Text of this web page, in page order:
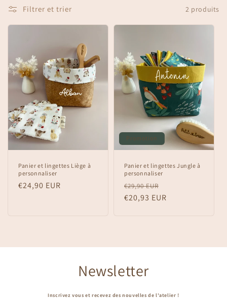
Filtrer et trier 2 produits
Panier et lingettes Liège à
personnaliser
Prix
€24,90 EUR
Promotion
Panier et lingettes Jungle à
personnaliser
Prix
habituel
€29,90 EUR
promotionnel
€20,93 EUR
Newsletter
Inscrivez vous et recevez des nouvelles de l'atelier !